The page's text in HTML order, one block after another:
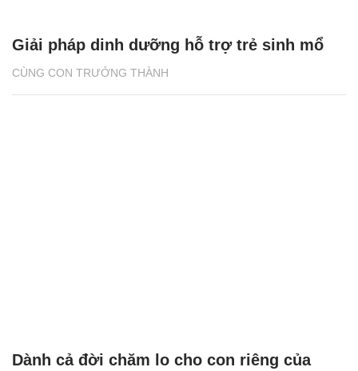
CÙNG CON TRƯỞNG THÀNH
Giải pháp dinh dưỡng hỗ trợ trẻ sinh mổ
Dành cả đời chăm lo cho con riêng của